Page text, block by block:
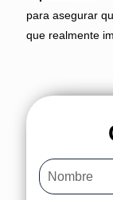
para asegurar
que realmente